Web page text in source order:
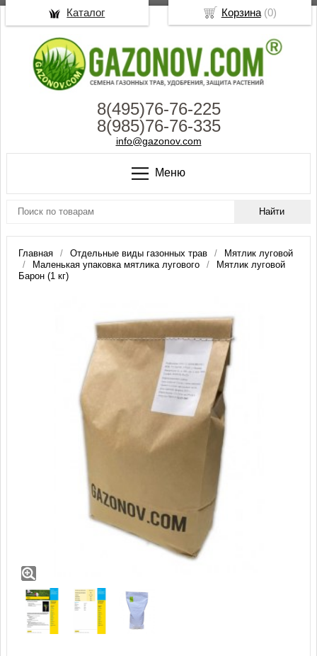
8(495)76-76-225
8(985)76-76-335
info@gazonov.com
Меню
Главная Отдельные виды газонных трав
Мятлик луговой
Маленькая упаковка мятлика лугового
Мятлик луговой
Барон (1 кг)
Корзина(0)
Каталог